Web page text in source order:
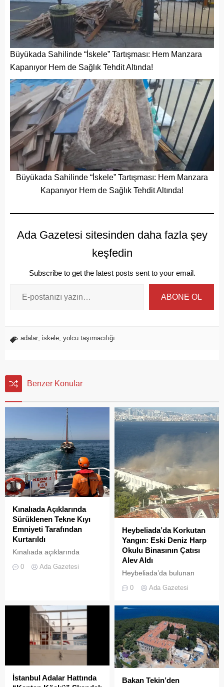
Büyükada Sahilinde “İskele” Tartışması: Hem Manzara
Kapanıyor Hem de Sağlık Tehdit Altında!
Büyükada Sahilinde “İskele” Tartışması: Hem Manzara
Kapanıyor Hem de Sağlık Tehdit Altında!
Ada Gazetesi sitesinden daha fazla şey
keşfedin
Subscribe to get the latest posts sent to your email.
ABONE OL
adalar iskele yolcu taşımacılığı
Benzer Konular
Kınalıada Açıklarında
Sürüklenen Tekne Kıyı
Emniyeti Tarafından
Kurtarıldı
Kınalıada açıklarında
denizde mahsur kalan bir
müdahalesiyle kurtarıldı.
0 Ada Gazetesi
Heybeliada’da Korkutan
Yangın: Eski Deniz Harp
Okulu Binasının Çatısı
Alev Aldı
Heybeliada’da bulunan
askeri okul binasının
çatısında, tamirat
yoğun duman paniğe neden
olurken, itfaiye ekipleri
yangına hızla müdahale etti.
0 Ada Gazetesi
İstanbul Adalar Hattında
Bakan Tekin’den